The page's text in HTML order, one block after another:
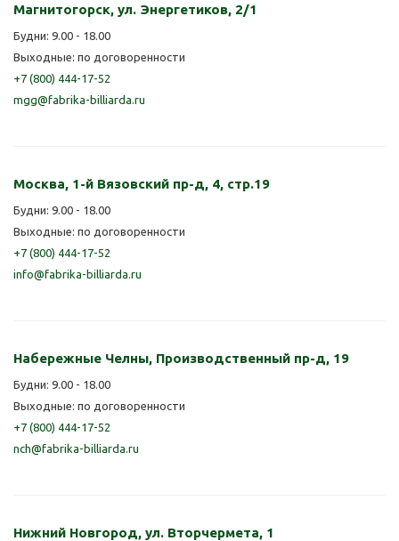
Магнитогорск, ул. Энергетиков, 2/1
Будни: 9.00 - 18.00
Выходные: по договоренности
+7 (800) 444-17-52
mgg@fabrika-billiarda.ru
Москва, 1-й Вязовский пр-д, 4, стр.19
Будни: 9.00 - 18.00
Выходные: по договоренности
+7 (800) 444-17-52
info@fabrika-billiarda.ru
Набережные Челны, Производственный пр-д, 19
Будни: 9.00 - 18.00
Выходные: по договоренности
+7 (800) 444-17-52
nch@fabrika-billiarda.ru
Нижний Новгород, ул. Вторчермета, 1